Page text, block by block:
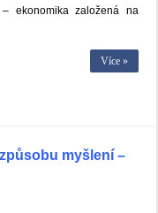
– ekonomika založená na
Více »
myšlení –